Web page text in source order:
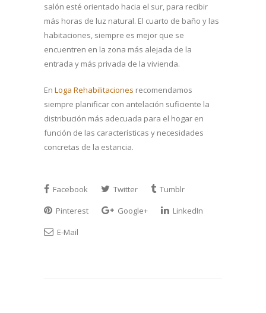
salón esté orientado hacia el sur, para recibir
más horas de luz natural. El cuarto de baño y las
habitaciones, siempre es mejor que se
encuentren en la zona más alejada de la
entrada y más privada de la vivienda.
En Loga Rehabilitaciones recomendamos
siempre planificar con antelación suficiente la
distribución más adecuada para el hogar en
función de las características y necesidades
concretas de la estancia.
Facebook Twitter
Tumblr
Pinterest
Google+
LinkedIn
E-Mail